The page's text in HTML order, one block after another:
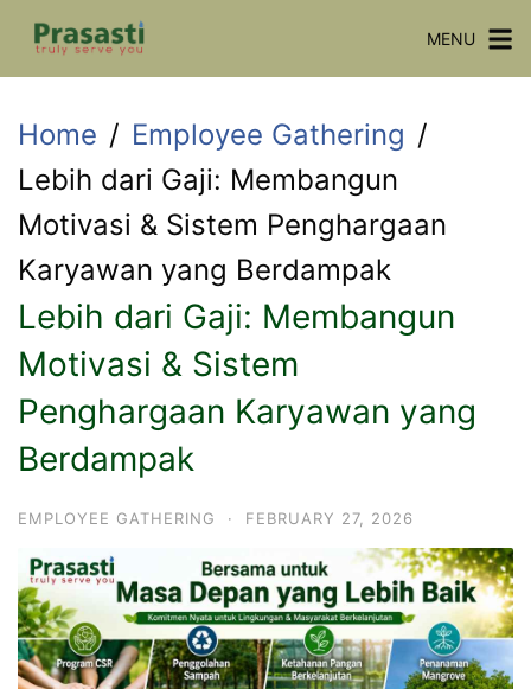
Skip
MENU
Home
Employee Gathering
Lebih dari Gaji: Membangun
Motivasi & Sistem Penghargaan
Karyawan yang Berdampak
Lebih dari Gaji: Membangun
Motivasi & Sistem
Penghargaan Karyawan yang
Berdampak
EMPLOYEE GATHERING · FEBRUARY 27, 2026